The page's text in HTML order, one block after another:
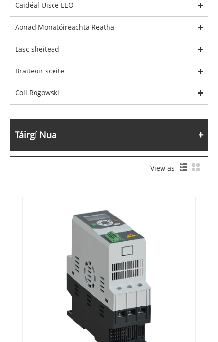
Caidéal Uisce LEO
Aonad Monatóireachta Reatha
Lasc sheitead
Braiteoir sceite
Coil Rogowski
Táirgí Nua
View as